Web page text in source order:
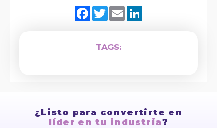
Facebook
TwitterEmail
TAGS:
¿Listo para convertirte en
líder en tu industria?